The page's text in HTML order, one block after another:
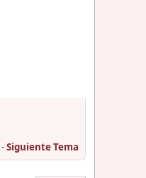
-Siguiente Tema